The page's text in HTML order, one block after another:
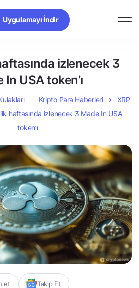
Uygulamayı İndir
izlenecek 3
In USA token’ı
Kripto Para Haberleri
XRP
ilk haftasında izlenecek 3 Made In USA
token’ı
et Takip Et